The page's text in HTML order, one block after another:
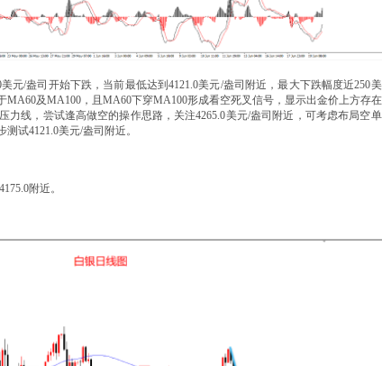
元/盎司开始下跌，当前最低达到4121.0美元/盎司附近，最大下跌幅度近250
及MA100，且MA60下穿MA100形成看空死叉信号，显示出金价上方存在
力线，尝试逢高做空的操作思路，关注4265.0美元/盎司附近，可考虑布局空
试4121.0美元/盎司附近。
附近。